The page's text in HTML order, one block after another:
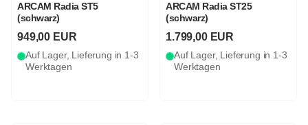
ARCAM Radia ST5
(schwarz)
949,00 EUR
Auf Lager, Lieferung in 1-3
Werktagen
ARCAM Radia ST25
(schwarz)
1.799,00 EUR
Auf Lager, Lieferung in 1-3
Werktagen